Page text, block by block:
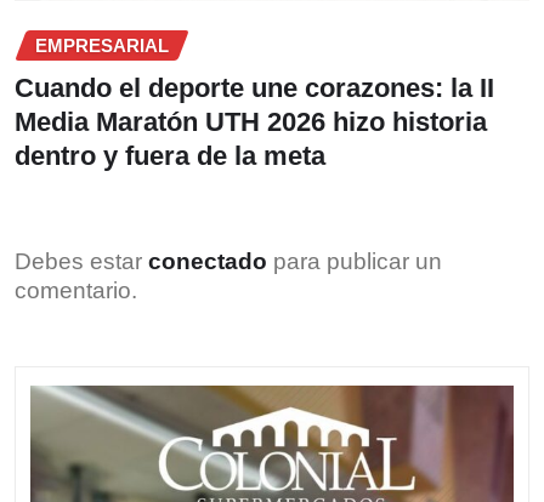
EMPRESARIAL
Cuando el deporte une corazones: la II
Media Maratón UTH 2026 hizo historia
dentro y fuera de la meta
Debes estar conectado para publicar un
comentario.